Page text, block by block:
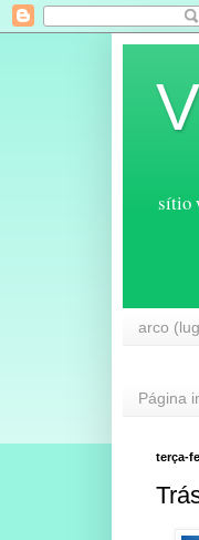
sítio
arco
Página
terça-